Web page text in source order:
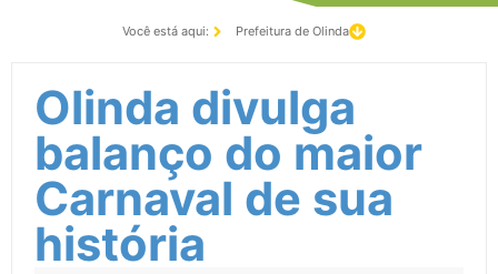
Você está aqui: Prefeitura de Olinda
Olinda divulga
balanço do maior
Carnaval de sua
história